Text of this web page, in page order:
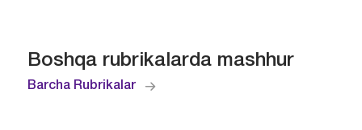
Boshqa rubrikalarda mashhur
Barcha Rubrikalar